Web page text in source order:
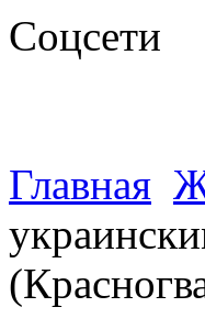
Соцсети
Главная